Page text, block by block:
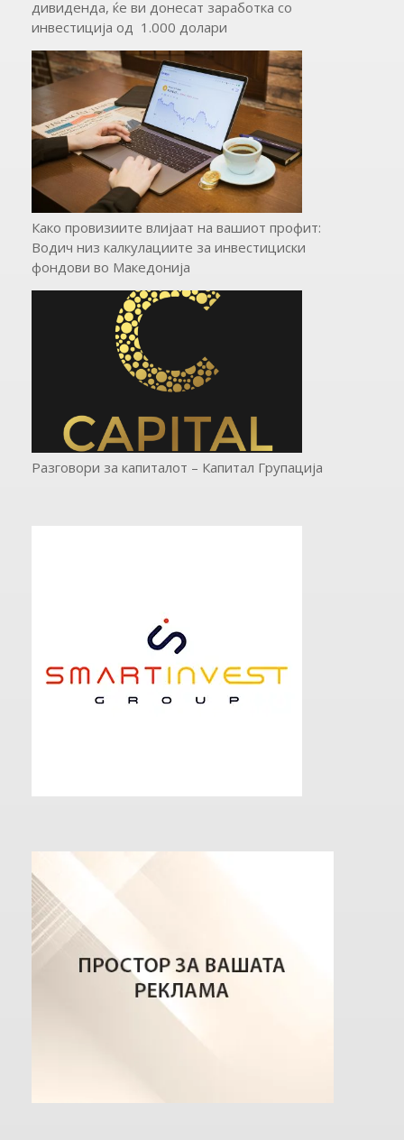
дивиденда, ќе ви донесат заработка со
инвестиција од 1.000 долари
Како провизиите влијаат на вашиот профит:
Водич низ калкулациите за инвестициски
фондови во Mакедонија
Разговори за капиталот – Капитал Групација